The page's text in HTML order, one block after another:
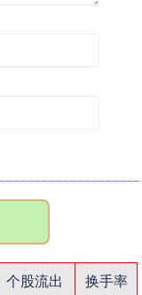
个股流出
换手率